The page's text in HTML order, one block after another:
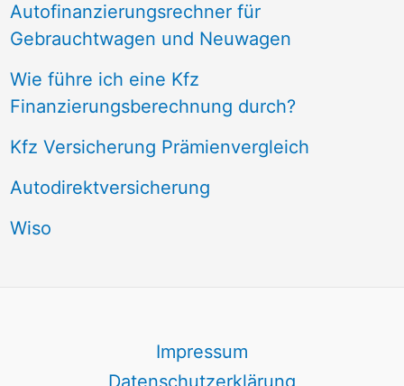
Autofinanzierungsrechner für
Gebrauchtwagen und Neuwagen
Wie führe ich eine Kfz
Finanzierungsberechnung durch?
Kfz Versicherung Prämienvergleich
Autodirektversicherung
Wiso
Impressum